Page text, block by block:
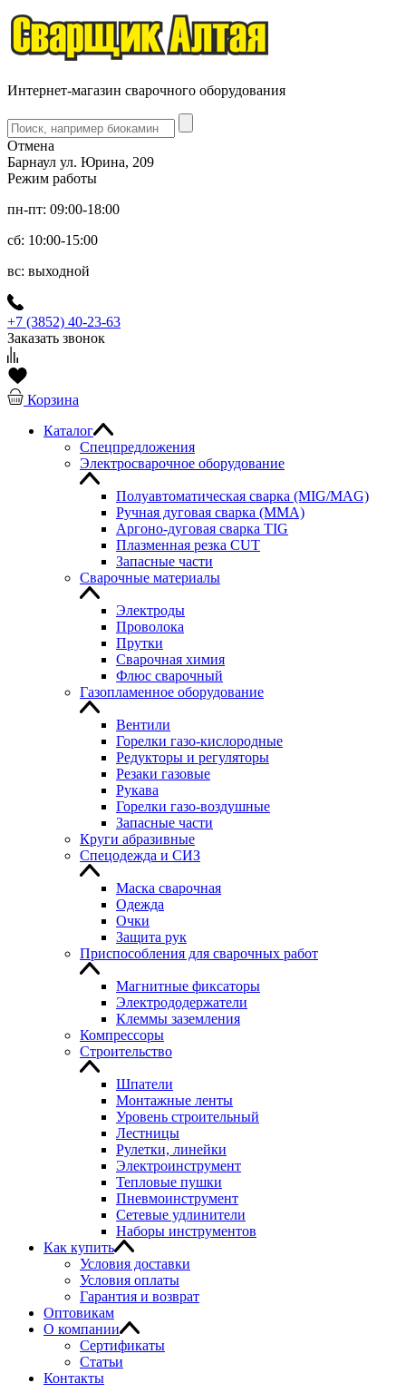
Интернет-магазин сварочного оборудования
Отмена
Барнаул ул. Юрина, 209
Режим работы
пн-пт: 09:00-18:00
сб: 10:00-15:00
вс: выходной
+7 (3852) 40-23-63
Заказать звонок
Корзина
Каталог
Спецпредложения
Электросварочное оборудование
Полуавтоматическая сварка (MIG/MAG)
Ручная дуговая сварка (MMA)
Аргоно-дуговая сварка TIG
Плазменная резка CUT
Запасные части
Сварочные материалы
Электроды
Проволока
Прутки
Сварочная химия
Флюс сварочный
Газопламенное оборудование
Вентили
Горелки газо-кислородные
Редукторы и регуляторы
Резаки газовые
Рукава
Горелки газо-воздушные
Запасные части
Круги абразивные
Спецодежда и СИЗ
Маска сварочная
Одежда
Очки
Защита рук
Приспособления для сварочных работ
Магнитные фиксаторы
Электрододержатели
Клеммы заземления
Компрессоры
Строительство
Шпатели
Монтажные ленты
Уровень строительный
Лестницы
Рулетки, линейки
Электроинструмент
Тепловые пушки
Пневмоинструмент
Сетевые удлинители
Наборы инструментов
Как купить
Условия доставки
Условия оплаты
Гарантия и возврат
Оптовикам
О компании
Сертификаты
Статьи
Контакты